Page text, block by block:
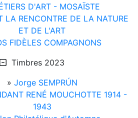
D'ART - MOSAÏSTE
LA RENCONTRE DE LA NATURE
ET DE L'ART
FIDÈLES COMPAGNONS
Timbres 2023
» Jorge SEMPRÚN
RENÉ MOUCHOTTE 1914 -
1943